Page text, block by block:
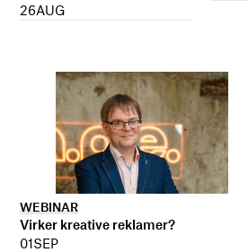
26AUG
WEBINAR
Virker kreative reklamer?
01SEP